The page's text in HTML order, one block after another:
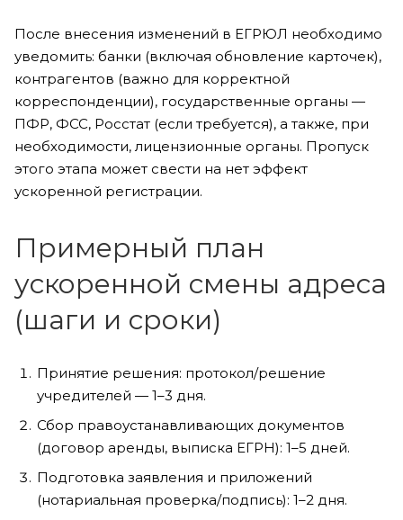
После внесения изменений в ЕГРЮЛ необходимо
уведомить: банки (включая обновление карточек),
контрагентов (важно для корректной
корреспонденции), государственные органы —
ПФР, ФСС, Росстат (если требуется), а также, при
необходимости, лицензионные органы. Пропуск
этого этапа может свести на нет эффект
ускоренной регистрации.
Примерный план
ускоренной смены адреса
(шаги и сроки)
Принятие решения: протокол/решение
учредителей — 1–3 дня.
Сбор правоустанавливающих документов
(договор аренды, выписка ЕГРН): 1–5 дней.
Подготовка заявления и приложений
(нотариальная проверка/подпись): 1–2 дня.